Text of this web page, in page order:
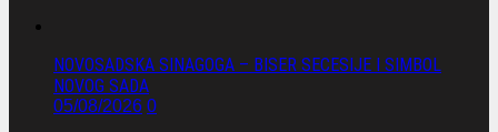
NOVOSADSKA SINAGOGA – BISER SECESIJE I SIMBOL
NOVOG SADA
05/08/2026 0